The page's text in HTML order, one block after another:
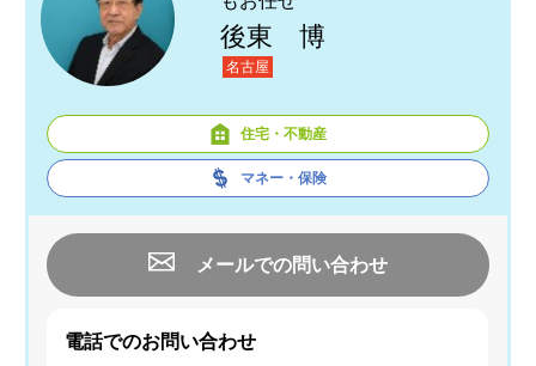
後東 博
名古屋
住宅・不動産
マネー・保険
メールでの問い合わせ
電話でのお問い合わせ